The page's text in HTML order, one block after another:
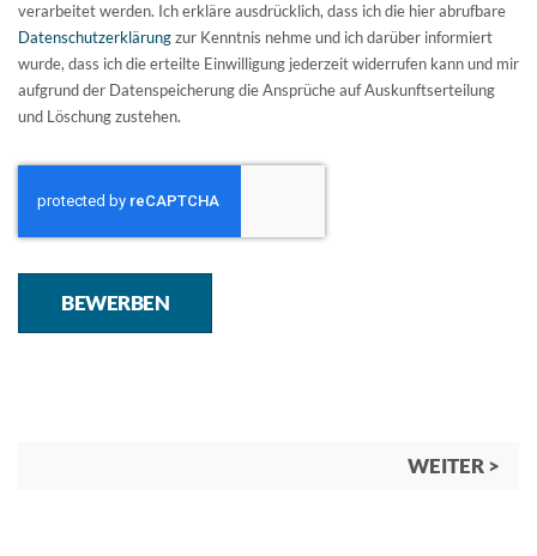
verarbeitet werden. Ich erkläre ausdrücklich, dass ich die hier abrufbare
Datenschutzerklärungzur Kenntnis nehme und ich darüber informiert
wurde, dass ich die erteilte Einwilligung jederzeit widerrufen kann und mir
aufgrund der Datenspeicherung die Ansprüche auf Auskunftserteilung
und Löschung zustehen.
BEWERBEN
WEITER >